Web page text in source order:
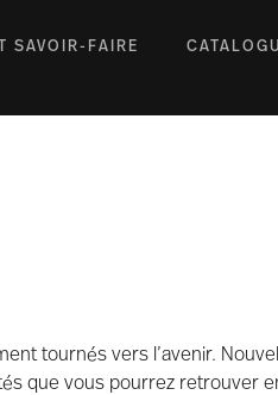
SAVOIR-FAIRE
tournés vers l’avenir.
que vous pourrez retrouver